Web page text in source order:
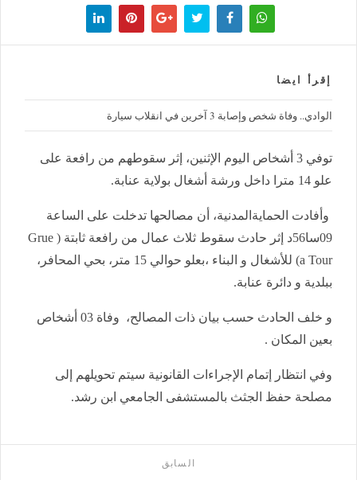
إقرأ ايضا
الوادي.. وفاة شخص وإصابة 3 آخرين في انقلاب سيارة
توفي 3 أشخاص اليوم الإثنين، إثر سقوطهم من رافعة على
علو 14 مترا داخل ورشة أشغال بولاية عنابة.
وأفادت الحمايةالمدنية، أن مصالحها تدخلت على الساعة
09سا56د إثر حادث سقوط ثلاث عمال من رافعة ثابتة ( Grue
a Tour) للأشغال و البناء ،بعلو حوالي 15 متر، بحي المحافر،
ببلدية و دائرة عنابة.
و خلف الحادث حسب بيان ذات المصالح، وفاة 03 أشخاص
بعين المكان .
وفي انتظار إتمام الإجراءات القانونية سيتم تحويلهم إلى
مصلحة حفظ الجثث بالمستشفى الجامعي ابن رشد.
السابق